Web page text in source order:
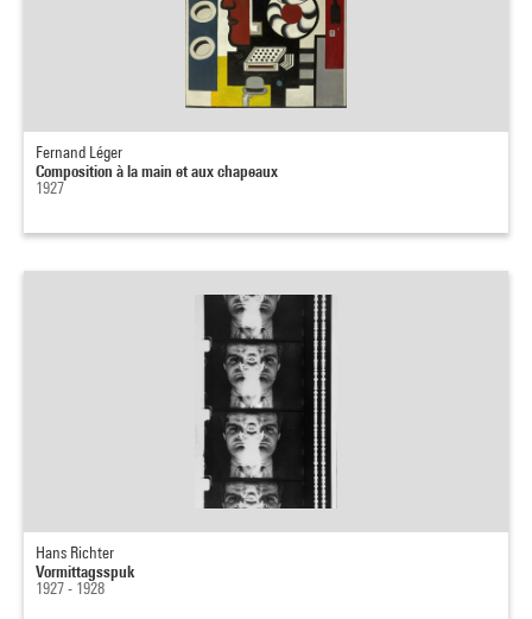
Fernand Léger
Composition à la main et aux chapeaux
1927
Hans Richter
Vormittagsspuk
1927 - 1928